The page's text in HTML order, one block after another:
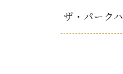
ザ・パーク